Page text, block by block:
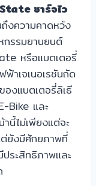
ชาร์จไว
งความคาดหวัง
กรรมยานยนต์
หรือแบตเตอรี่
าเจเนอเรชันถัด
งแบตเตอรี่ลิเธี
Bike และ
นี้ไม่เพียงแต่จะ
ยังมีศักยภาพที่
ระสิทธิภาพและ